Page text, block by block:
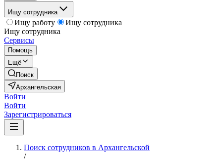
Ищу сотрудника
Ищу работу
Ищу сотрудника
Ищу сотрудника
Сервисы
Помощь
Ещё
Поиск
Архангельская
Войти
Войти
Зарегистрироваться
Поиск сотрудников в Архангельской
/